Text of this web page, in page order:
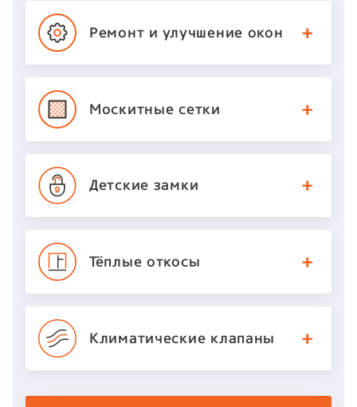
Ремонт и улучшение окон
Москитныесетки
Детские замки
Тёплые откосы
Климатические клапаны